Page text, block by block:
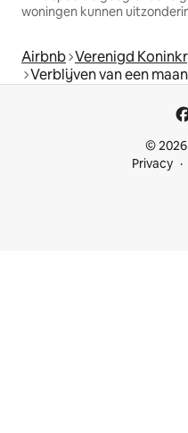
woningen kunnen
Airbnb Verenigd
Verblijven van een
©
Privacy